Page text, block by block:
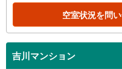
空室状況を問
吉川マンション